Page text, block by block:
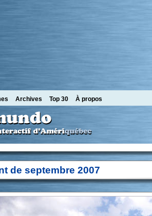
Archives Top 30 À propos
de septembre 2007